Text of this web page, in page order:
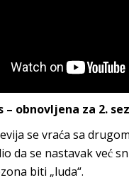
– obnovljena za 2.
se vraća sa
da se nastavak već
biti „luda“.